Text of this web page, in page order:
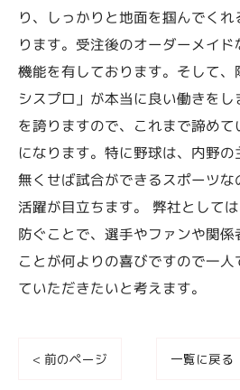
り、しっかりと地面を掴んでく
ります。受注後のオーダーメイ
機能を有しております。そして、
シスプロ」が本当に良い働きを
を誇りますので、これまで諦め
になります。特に野球は、内野
無くせば試合ができるスポーツ
活躍が目立ちます。 弊社として
防ぐことで、選手やファンや関
ことが何よりの喜びですので一
ていただきたいと考えます。
< 前のページ 一覧に戻る